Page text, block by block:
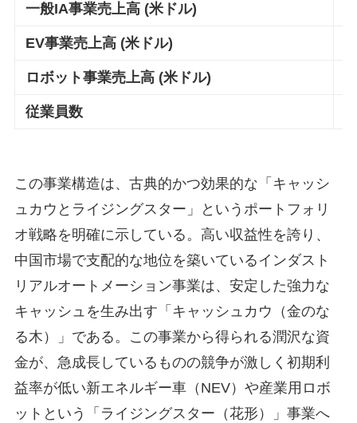
一般IA事業売上高 (米ドル)
EV事業売上高 (米ドル)
ロボット事業売上高 (米ドル)
従業員数
この事業構造は、古典的かつ効果的な「キャッシ
ュカウとライジングスター」というポートフォリ
オ戦略を明確に示している。高い収益性を誇り、
中国市場で支配的な地位を築いているインダスト
リアルオートメーション事業は、安定した強力な
キャッシュを生み出す「キャッシュカウ（金のな
る木）」である。この事業から得られる潤沢な資
金が、急成長しているものの競争が激しく初期利
益率が低い新エネルギー車（NEV）や産業用ロボ
ットという「ライジングスター（花形）」事業へ